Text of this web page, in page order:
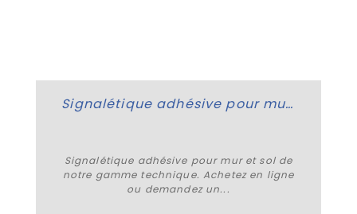
Signalétique adhésive pour mur et sol
Signalétique adhésive pour mur et sol de
notre gamme technique. Achetez en ligne
ou demandez un...